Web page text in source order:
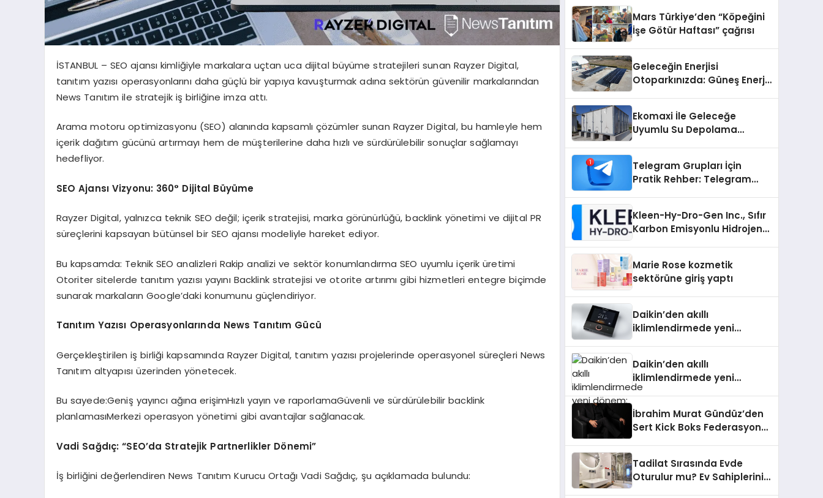
İSTANBUL – SEO ajansı kimliğiyle markalara uçtan uca dijital büyüme stratejileri sunan Rayzer Digital,
tanıtım yazısı operasyonlarını daha güçlü bir yapıya kavuşturmak adına sektörün güvenilir markalarından
News Tanıtım ile stratejik iş birliğine imza attı.
Arama motoru optimizasyonu (SEO) alanında kapsamlı çözümler sunan Rayzer Digital, bu hamleyle hem
içerik dağıtım gücünü artırmayı hem de müşterilerine daha hızlı ve sürdürülebilir sonuçlar sağlamayı
hedefliyor.
SEO Ajansı Vizyonu: 360° Dijital Büyüme
Rayzer Digital, yalnızca teknik SEO değil; içerik stratejisi, marka görünürlüğü, backlink yönetimi ve dijital PR
süreçlerini kapsayan bütünsel bir SEO ajansı modeliyle hareket ediyor.
Bu kapsamda: Teknik SEO analizleri Rakip analizi ve sektör konumlandırma SEO uyumlu içerik üretimi
Otoriter sitelerde tanıtım yazısı yayını Backlink stratejisi ve otorite artırımı gibi hizmetleri entegre biçimde
sunarak markaların Google’daki konumunu güçlendiriyor.
Tanıtım Yazısı Operasyonlarında News Tanıtım Gücü
Gerçekleştirilen iş birliği kapsamında Rayzer Digital, tanıtım yazısı projelerinde operasyonel süreçleri News
Tanıtım altyapısı üzerinden yönetecek.
Bu sayede:Geniş yayıncı ağına erişimHızlı yayın ve raporlamaGüvenli ve sürdürülebilir backlink
planlamasıMerkezi operasyon yönetimi gibi avantajlar sağlanacak.
Vadi Sağdıç: “SEO’da Stratejik Partnerlikler Dönemi”
İş birliğini değerlendiren News Tanıtım Kurucu Ortağı Vadi Sağdıç, şu açıklamada bulundu:
Mars Türkiye’den “Köpeğini
İşe Götür Haftası” çağrısı
Geleceğin Enerjisi
Otoparkınızda: Güneş Enerjili
Ekomaxi İle Geleceğe
Uyumlu Su Depolama
Telegram Grupları İçin
Pratik Rehber: Telegram
Kleen-Hy-Dro-Gen Inc., Sıfır
Karbon Emisyonlu Hidrojen
Aldı
Marie Rose kozmetik
sektörüne giriş yaptı
Daikin’den akıllı
iklimlendirmede yeni
Daikin’den akıllı
iklimlendirmede yeni
dönem: Madoka Plus
İbrahim Murat Gündüz’den
Sert Kick Boks Federasyonu
Tadilat Sırasında Evde
Oturulur mu? Ev Sahiplerinin